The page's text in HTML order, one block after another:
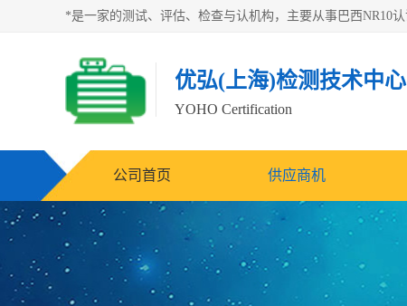
优弘(上海)检测技术中心
YOHO Certification
公司首页 供应商机